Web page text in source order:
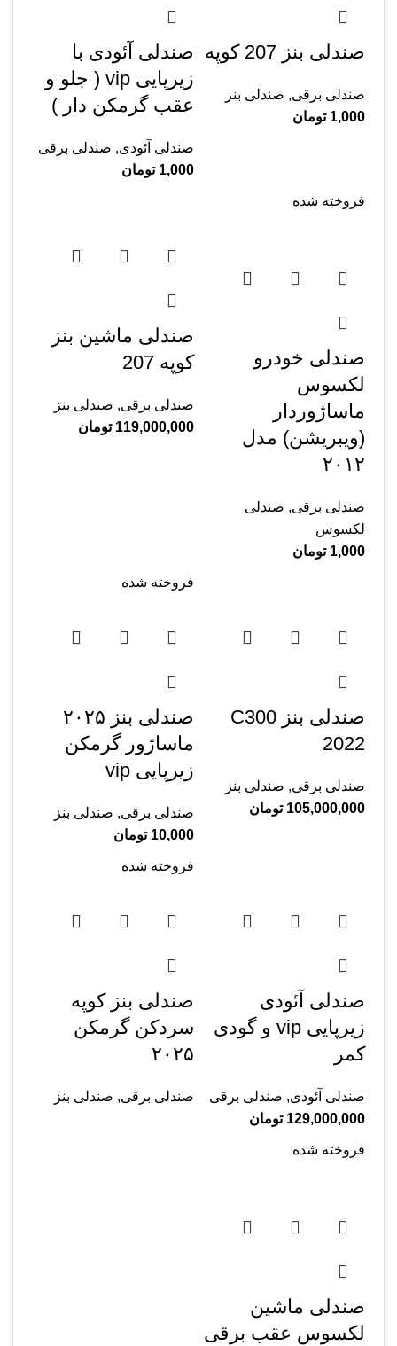
صندلی بنز 207 کوپه
صندلی برقی, صندلی بنز
1,000 تومان
صندلی آئودی با
زیرپایی vip ( جلو و
عقب گرمکن دار )
صندلی آئودی, صندلی برقی
1,000 تومان
فروخته شده
صندلی خودرو
لکسوس
ماساژوردار
(ویبریشن) مدل
۲۰۱۲
صندلی برقی, صندلی
لکسوس
1,000 تومان
صندلی ماشین بنز
کوپه 207
صندلی برقی, صندلی بنز
119,000,000 تومان
صندلی بنز C300
2022
صندلی برقی, صندلی بنز
105,000,000 تومان
فروخته شده
صندلی بنز ۲۰۲۵
ماساژور گرمکن
زیرپایی vip
صندلی برقی, صندلی بنز
10,000 تومان
صندلی آئودی
زیرپایی vip و گودی
کمر
صندلی آئودی, صندلی برقی
129,000,000 تومان
فروخته شده
صندلی بنز کوپه
سردکن گرمکن
۲۰۲۵
صندلی برقی, صندلی بنز
فروخته شده
صندلی ماشین
لکسوس عقب برقی